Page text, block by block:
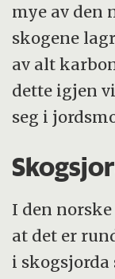
mye av den
skogene
av alt
dette igjen
seg i
I den
at det er
i